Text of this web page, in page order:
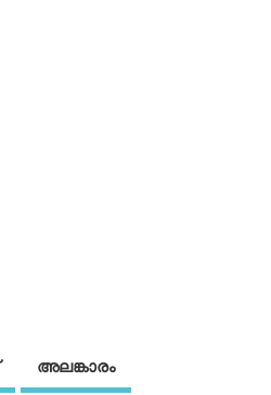
അലങ്കാരം